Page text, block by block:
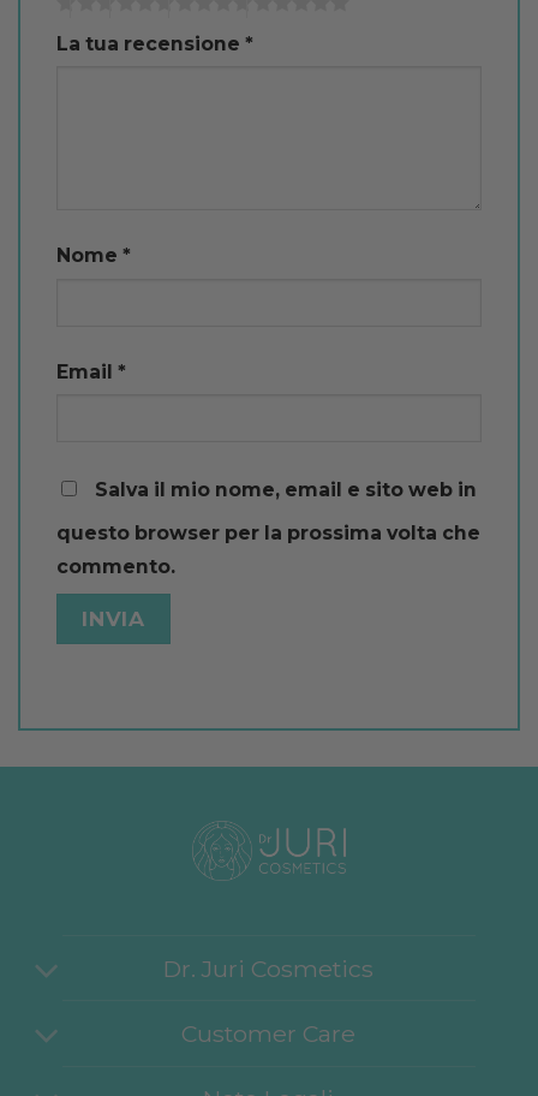
La tua recensione *
Nome *
Email *
Salva il mio nome, email e sito web in
questo browser per la prossima volta che
commento.
Dr. Juri Cosmetics
Customer Care